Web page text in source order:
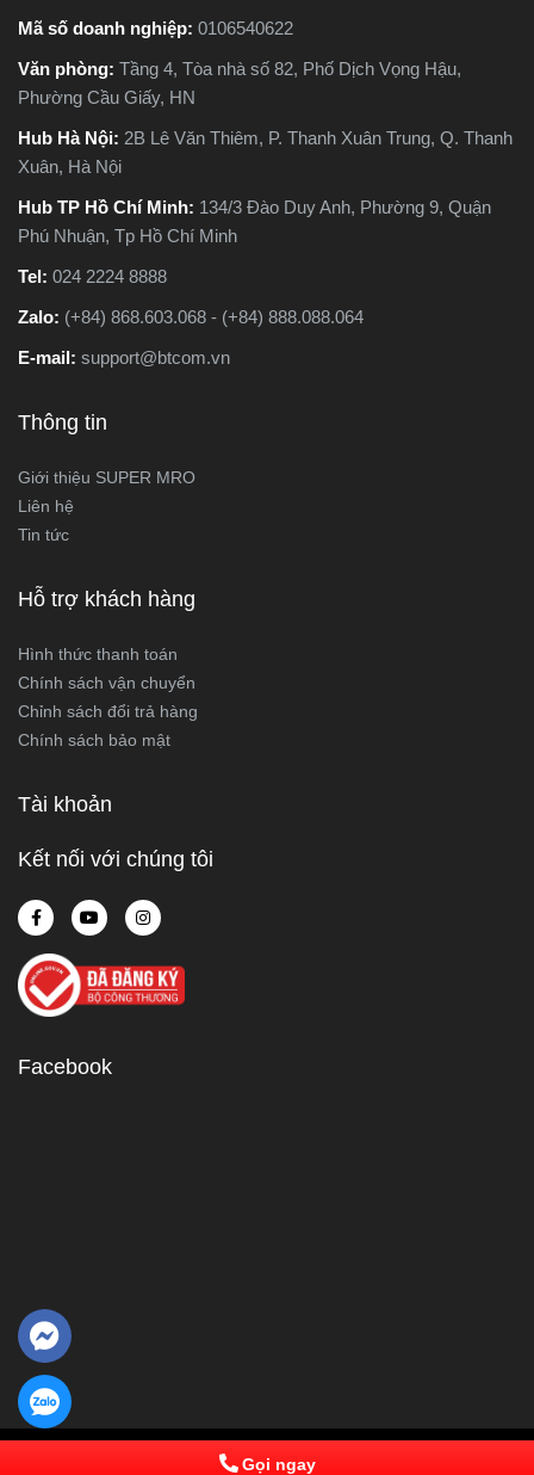
giúp bạn hiểu rõ sự khác
điểm và tư vấn chọn lựa
loại máy phù hợp nhất với
nhu cầu sử dụng thực tế.
Gọi ngay
Mã số doanh nghiệp: 0106540622
Văn phòng: Tầng 4, Tòa nhà số 82, Phố Dịch Vọng Hậu,
Phường Cầu Giấy, HN
Hub Hà Nội: 2B Lê Văn Thiêm, P. Thanh Xuân Trung, Q. Thanh
Xuân, Hà Nội
Hub TP Hồ Chí Minh: 134/3 Đào Duy Anh, Phường 9, Quận
Phú Nhuận, Tp Hồ Chí Minh
Tel: 024 2224 8888
Zalo: (+84) 868.603.068 - (+84) 888.088.064
E-mail: support@btcom.vn
Thông tin
Giới thiệu SUPER MRO
Liên hệ
Tin tức
Hỗ trợ khách hàng
Hình thức thanh toán
Chính sách vận chuyển
Chỉnh sách đổi trả hàng
Chính sách bảo mật
Tài khoản
Kết nối với chúng tôi
Facebook
© 2013 Powered by IPComs Software. All Rights Reserved